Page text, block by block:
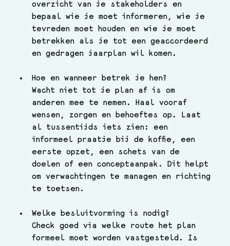
overzicht van je stakeholders en
bepaal wie je moet informeren, wie je
tevreden moet houden en wie je moet
betrekken als je tot een geaccordeerd
en gedragen jaarplan wil komen.
Hoe en wanneer betrek je hen?
Wacht niet tot je plan af is om
anderen mee te nemen. Haal vooraf
wensen, zorgen en behoeftes op. Laat
al tussentijds iets zien: een
informeel praatje bij de koffie, een
eerste opzet, een schets van de
doelen of een conceptaanpak. Dit helpt
om verwachtingen te managen en richting
te toetsen.
Welke besluitvorming is nodig?
Check goed via welke route het plan
formeel moet worden vastgesteld. Is